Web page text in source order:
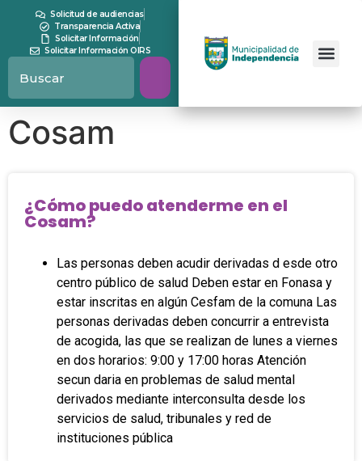
contenidoSolicitud de audiencias
Transparencia Activa
Solicitar Información
Solicitar Información OIRS
Cosam
¿Cómo puedo atenderme en el
Cosam?
Las personas deben acudir derivadas d esde otro
centro público de salud Deben estar en Fonasa y
estar inscritas en algún Cesfam de la comuna Las
personas derivadas deben concurrir a entrevista
de acogida, las que se realizan de lunes a viernes
en dos horarios: 9:00 y 17:00 horas Atención
secun daria en problemas de salud mental
derivados mediante interconsulta desde los
servicios de salud, tribunales y red de
instituciones pública